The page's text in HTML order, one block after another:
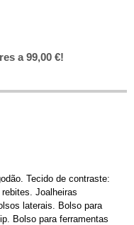
a 99,00 €!
Tecido de contraste:
Joalheiras
laterais. Bolso para
Bolso para ferramentas